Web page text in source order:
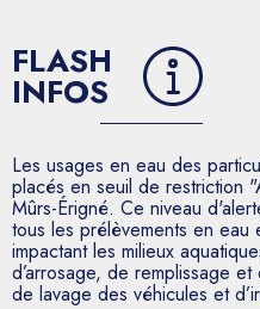
FLASH
INFOS
Les usages en eau des
placés en seuil de restriction
Mûrs-Érigné. Ce niveau
tous les prélèvements en
impactant les milieux
d’arrosage, de remplissage
de lavage des véhicules et